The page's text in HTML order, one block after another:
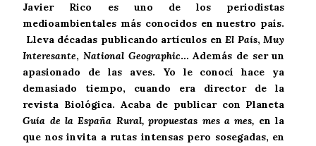
Javier Rico es uno de los periodistas
medioambientales más conocidos en nuestro país.
Lleva décadas publicando artículos enEl País,Muy
Interesante, National Geographic… Además de ser un
apasionado de las aves. Yo le conocí hace ya
demasiado tiempo, cuando era director de la
revista Biológica. Acaba de publicar con Planeta
Guía de la España Rural, propuestas mes a mes, en la
que nos invita a rutas intensas pero sosegadas, en